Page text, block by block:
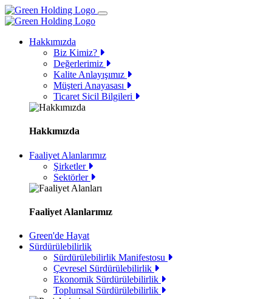
Hakkımızda
Biz Kimiz?
Değerlerimiz
Kalite Anlayışımız
Müşteri Anayasası
Ticaret Sicil Bilgileri
Hakkımızda
Faaliyet Alanlarımız
Şirketler
Sektörler
Faaliyet Alanlarımız
Green'de Hayat
Sürdürülebilirlik
Sürdürülebilirlik Manifestosu
Çevresel Sürdürülebilirlik
Ekonomik Sürdürülebilirlik
Toplumsal Sürdürülebilirlik